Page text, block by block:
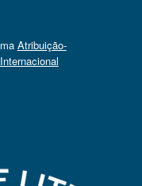
Atribuição-